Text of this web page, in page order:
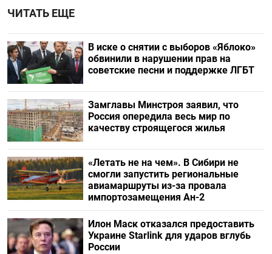
ЧИТАТЬ ЕЩЕ
В иске о снятии с выборов «Яблоко»
обвинили в нарушении прав на
советские песни и поддержке ЛГБТ
Замглавы Минстроя заявил, что
Россия опередила весь мир по
качеству строящегося жилья
«Летать не на чем». В Сибири не
смогли запустить региональные
авиамаршруты из-за провала
импортозамещения Ан-2
Илон Маск отказался предоставить
Украине Starlink для ударов вглубь
России